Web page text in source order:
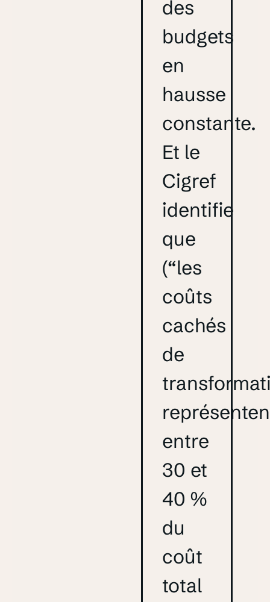
des
budgets
en
hausse
constante.
Et le
Cigref
identifie
que
(“les
coûts
cachés
de
entre
30 et
40 %
du
coût
total